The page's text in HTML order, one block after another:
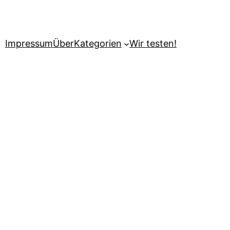
ImpressumÜberKategorien Wir testen!